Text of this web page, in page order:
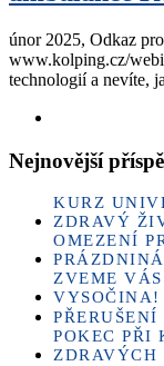
únor 2025, Odkaz
www.kolping.cz/
technologií a nevíte,
Nejnovější
KURZ
ZDRAVÝ
OMEZENÍ
ZVEME
VYSOČINA!
POKEC PŘI
ZDRAVÝCH